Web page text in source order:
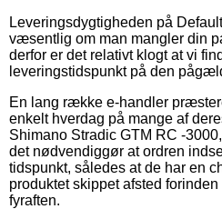
Leveringsdygtigheden på
væsentlig om man mangler din
derfor er det relativt klogt at vi
leveringstidspunkt på den
En lang række e-handler
enkelt hverdag på mange af
Shimano Stradic GTM RC -
det nødvendiggør at ordren
tidspunkt, således at de har en
produktet skippet afsted
fyraften.